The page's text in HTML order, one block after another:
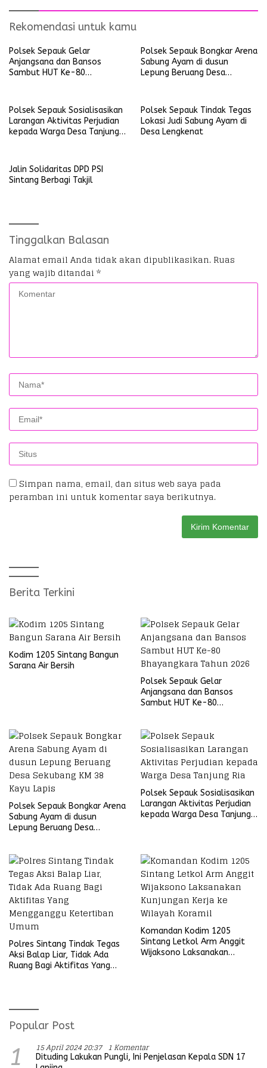
Rekomendasi untuk kamu
Polsek Sepauk Gelar
Anjangsana dan Bansos
Sambut HUT Ke-80
Polsek Sepauk Bongkar Arena
Sabung Ayam di dusun
Lepung Beruang Desa
Polsek Sepauk Sosialisasikan
Larangan Aktivitas Perjudian
kepada Warga Desa Tanjung
Polsek Sepauk Tindak Tegas
Lokasi Judi Sabung Ayam di
Desa Lengkenat
Jalin Solidaritas DPD PSI
Sintang Berbagi Takjil
Tinggalkan Balasan
Alamat email Anda tidak akan dipublikasikan. Ruas
yang wajib ditandai *
Simpan nama, email, dan situs web saya pada
peramban ini untuk komentar saya berikutnya.
Berita Terkini
Kodim 1205 Sintang Bangun
Sarana Air Bersih
Polsek Sepauk Gelar
Anjangsana dan Bansos
Sambut HUT Ke-80
Polsek Sepauk Bongkar Arena
Sabung Ayam di dusun
Lepung Beruang Desa
Polsek Sepauk Sosialisasikan
Larangan Aktivitas Perjudian
kepada Warga Desa Tanjung
Polres Sintang Tindak Tegas
Aksi Balap Liar, Tidak Ada
Ruang Bagi Aktifitas Yang
Komandan Kodim 1205
Sintang Letkol Arm Anggit
Wijaksono Laksanakan
Popular Post
1 15 April 2024 20:37 1 Komentar
Dituding Lakukan Pungli, Ini Penjelasan Kepala SDN 17